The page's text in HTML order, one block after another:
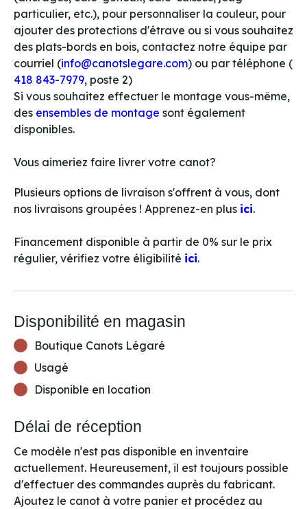
particulier, etc.), pour personnaliser la couleur, pour
ajouter des protections d'étrave ou si vous souhaitez
des plats-bords en bois, contactez notre équipe par
courriel (info@canotslegare.com) ou par téléphone (
418 843-7979, poste 2)
Si vous souhaitez effectuer le montage vous-même,
des ensembles de montage sont également
disponibles.
Vous aimeriez faire livrer votre canot?
Plusieurs options de livraison s'offrent à vous, dont
nos livraisons groupées ! Apprenez-en plus ici.
Financement disponible à partir de 0% sur le prix
régulier, vérifiez votre éligibilité ici.
Disponibilité en magasin
Boutique Canots Légaré
Usagé
Disponible en location
Délai de réception
Ce modèle n'est pas disponible en inventaire
actuellement. Heureusement, il est toujours possible
d'effectuer des commandes auprès du fabricant.
Ajoutez le canot à votre panier et procédez au